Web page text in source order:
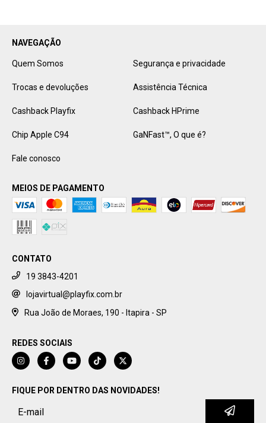
NAVEGAÇÃO
Quem Somos Segurança e privacidade
Trocas e devoluções Assistência Técnica
Cashback Playfix Cashback HPrime
Chip Apple C94 GaNFast™️, O que é?
Fale conosco
MEIOS DE PAGAMENTO
CONTATO
19 3843-4201
lojavirtual@playfix.com.br
Rua João de Moraes, 190 - Itapira - SP
REDES SOCIAIS
FIQUE POR DENTRO DAS NOVIDADES!